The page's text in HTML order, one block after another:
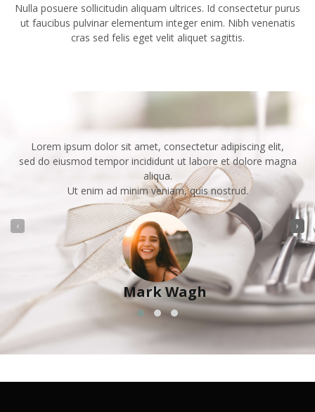
Nulla posuere sollicitudin aliquam ultrices. Id consectetur purus
ut faucibus pulvinar elementum integer enim. Nibh venenatis
cras sed felis eget velit aliquet sagittis.
Lorem ipsum dolor sit amet, consectetur adipiscing elit,
sed do eiusmod tempor incididunt ut labore et dolore magna
aliqua.
Ut enim ad minim veniam, quis nostrud.
Mark Wagh
‹ ›